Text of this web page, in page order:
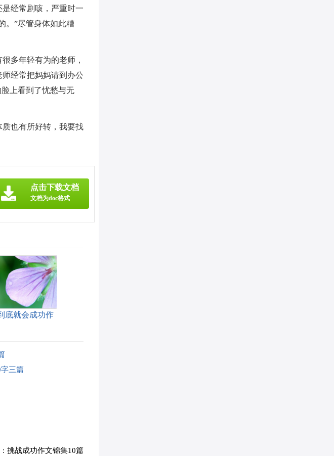
经常剧咳，严重时一
。”尽管身体如此糟
多年轻有为的老师，
经常把妈妈请到办公
上看到了忧愁与无
也有所好转，我要找
点击下载文档
文档为doc格式
底就会成功作
三篇
挑战成功作文锦集10篇